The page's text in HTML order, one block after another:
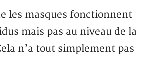
les masques fonctionnent
mais pas au niveau de la
n’a tout simplement pas